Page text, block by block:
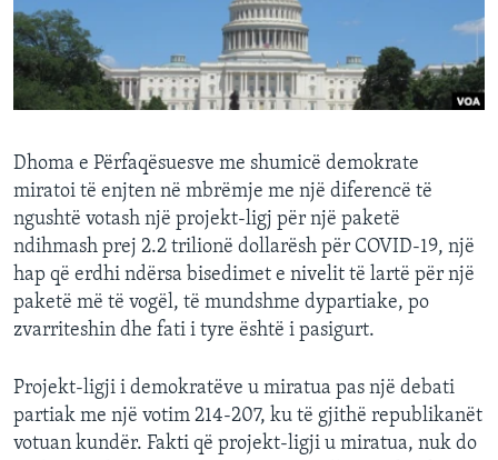
INTERVISTA
DITARI
Dhoma e Përfaqësuesve me shumicë demokrate
miratoi të enjten në mbrëmje me një diferencë të
ngushtë votash një projekt-ligj për një paketë
ndihmash prej 2.2 trilionë dollarësh për COVID-19, një
hap që erdhi ndërsa bisedimet e nivelit të lartë për një
paketë më të vogël, të mundshme dypartiake, po
zvarriteshin dhe fati i tyre është i pasigurt.
Projekt-ligji i demokratëve u miratua pas një debati
partiak me një votim 214-207, ku të gjithë republikanët
votuan kundër. Fakti që projekt-ligji u miratua, nuk do